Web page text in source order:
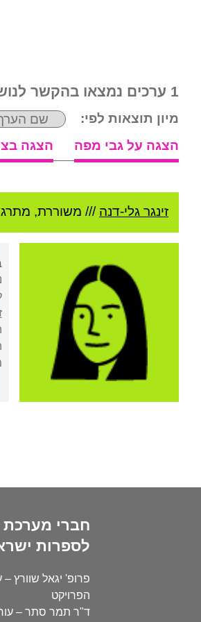
1 ערכים נמצאו בהקשר לנושא:
מיון תוצאות לפי:
הצגה על גבי מפה
הצגה
זינגר גלי-דנה /// משוררת,
חברי מערכת
לספרות
פרופ' יגאל שוורץ
הפרויקט
ד"ר תמר סתר –